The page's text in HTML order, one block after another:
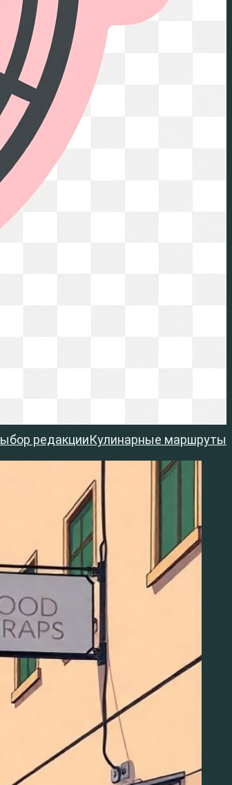
редакцииКулинарные маршруты